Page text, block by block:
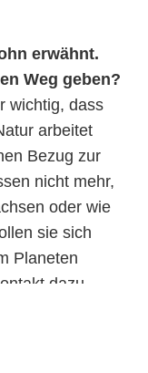
erwähnt.
Weg geben?
wichtig, dass
arbeitet
Bezug zur
nicht mehr,
oder wie
sie sich
Planeten
dazu